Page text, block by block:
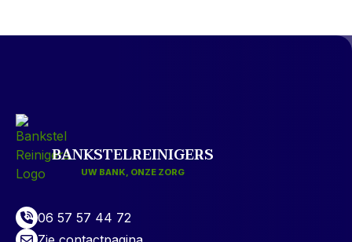
BANKSTELREINIGERS
UW BANK, ONZE ZORG
06 57 57 44 72